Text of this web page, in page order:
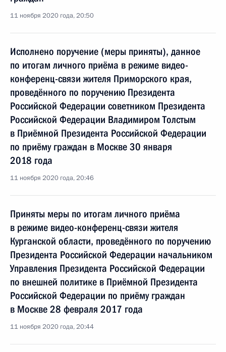
11 ноября 2020 года, 20:50
Исполнено поручение (меры приняты), данное
по итогам личного приёма в режиме видео-
конференц-связи жителя Приморского края,
проведённого по поручению Президента
Российской Федерации советником Президента
Российской Федерации Владимиром Толстым
в Приёмной Президента Российской Федерации
по приёму граждан в Москве 30 января
2018 года
11 ноября 2020 года, 20:46
Приняты меры по итогам личного приёма
в режиме видео-конференц-связи жителя
Курганской области, проведённого по поручению
Президента Российской Федерации начальником
Управления Президента Российской Федерации
по внешней политике в Приёмной Президента
Российской Федерации по приёму граждан
в Москве 28 февраля 2017 года
11 ноября 2020 года, 20:44